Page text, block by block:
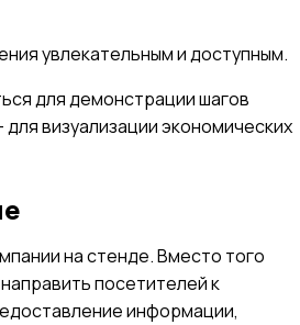
увлекательным и доступным.
для демонстрации шагов
визуализации экономических
на стенде. Вместо того
посетителей к
информации,